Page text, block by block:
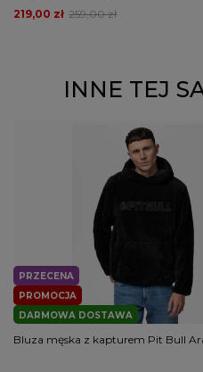
259,00 zł
219,00 zł
INNE TEJ
PROMOCJA
PRZECENA
DARMOWA DOSTAWA
Bluza męska z kapturem Pit Bull